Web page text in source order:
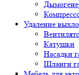
Удаление
Катушки
Насадки
Шланги